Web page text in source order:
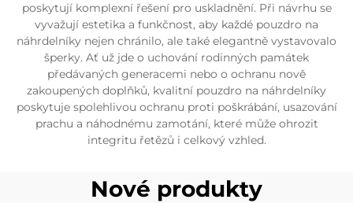
poskytují komplexní řešení pro uskladnění. Při návrhu se
vyvažují estetika a funkčnost, aby každé pouzdro na
náhrdelníky nejen chránilo, ale také elegantně vystavovalo
šperky. Ať už jde o uchování rodinných památek
předávaných generacemi nebo o ochranu nově
zakoupených doplňků, kvalitní pouzdro na náhrdelníky
poskytuje spolehlivou ochranu proti poškrábání, usazování
prachu a náhodnému zamotání, které může ohrozit
integritu řetězů i celkový vzhled.
Nové produkty